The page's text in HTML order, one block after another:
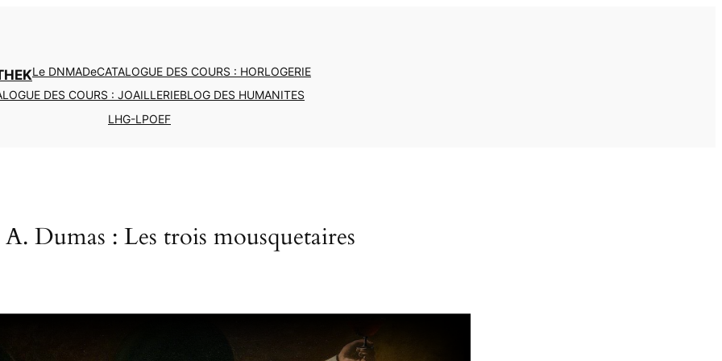
Le DNMADeCATALOGUE DES COURS : HORLOGERIE
DES COURS : JOAILLERIEBLOG DES HUMANITES
LHG-LPOEF
A. Dumas : Les trois mousquetaires